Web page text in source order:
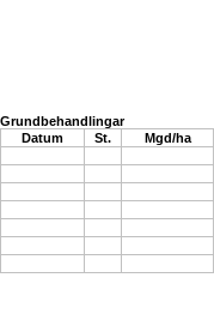
Grundbehandlingar
Datum
St. Mgd/ha